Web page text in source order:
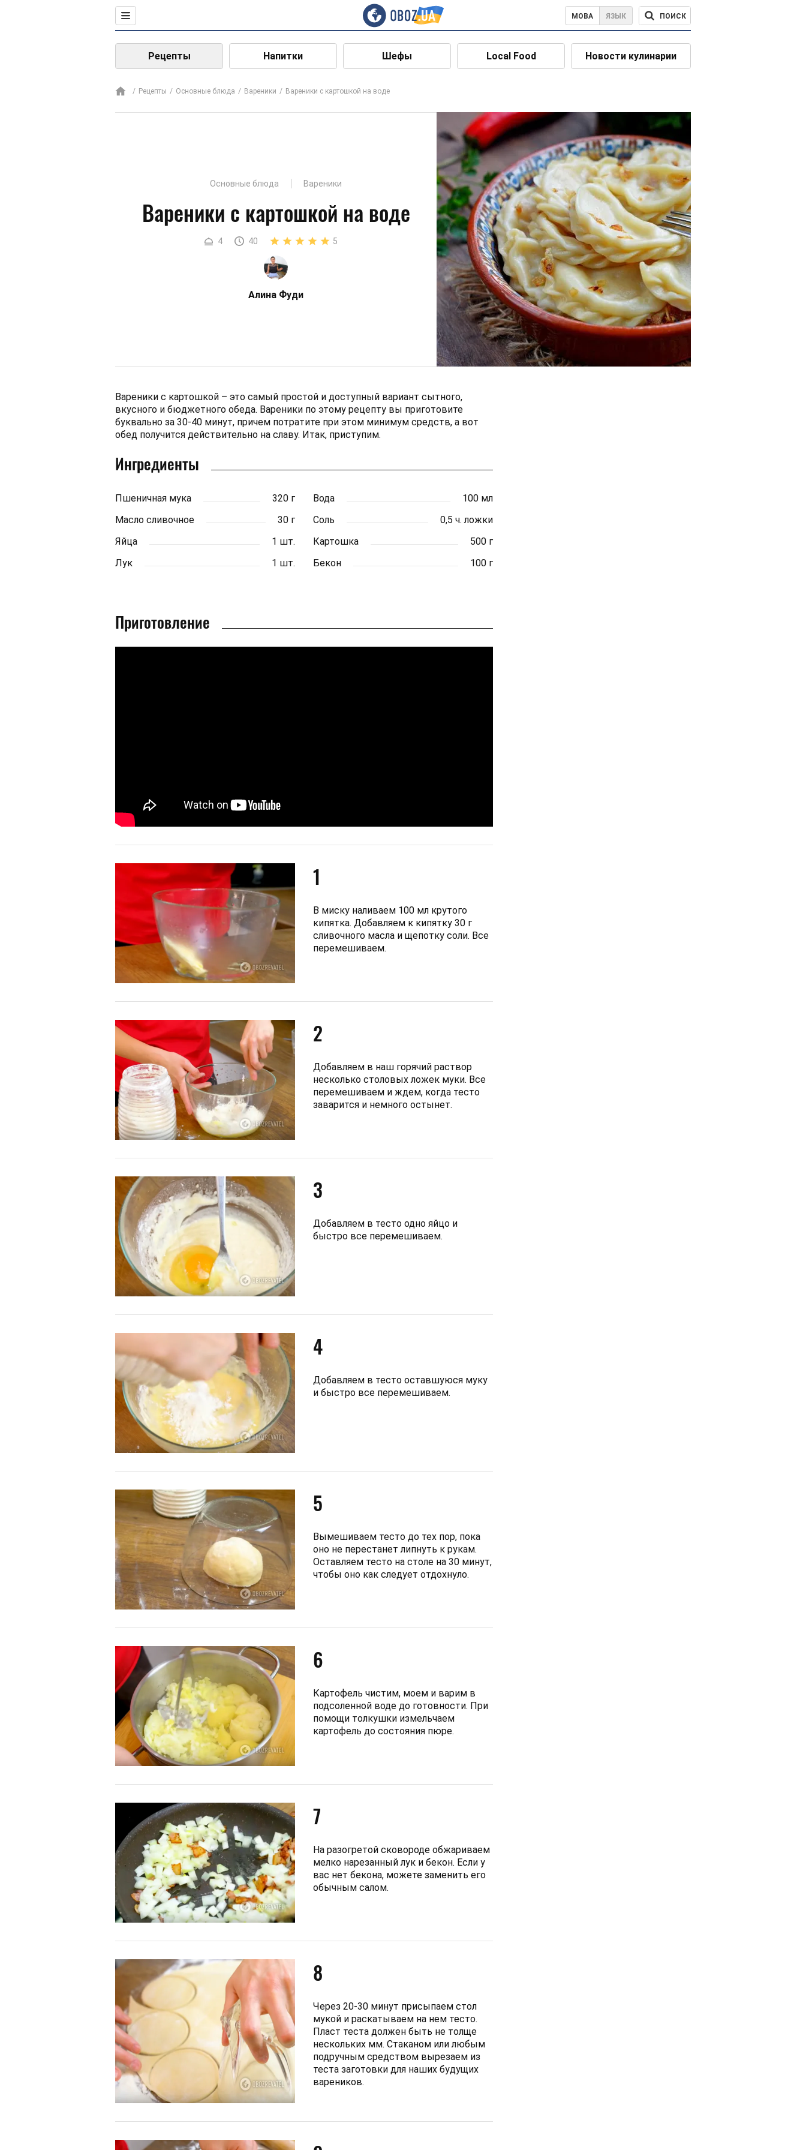
МОВА ЯЗЫК ПОИСК
Рецепты Напитки Шефы Local Food Новости кулинарии
Рецепты Основные блюда Вареники Вареники с картошкой на воде
Основные блюда Вареники
Вареники с картошкой на воде
4 40 5
Алина Фуди
Вареники с картошкой – это самый простой и доступный вариант сытного,
вкусного и бюджетного обеда. Вареники по этому рецепту вы приготовите
буквально за 30-40 минут, причем потратите при этом минимум средств, а вот
обед получится действительно на славу. Итак, приступим.
Ингредиенты
Пшеничная мука 320 г Вода
100 мл
Масло сливочное
30 г Соль
0,5 ч. ложки
Яйца
1 шт. Картошка
500 г
Лук
1 шт. Бекон 100 г
Приготовление
1
В миску наливаем 100 мл крутого
кипятка. Добавляем к кипятку 30 г
сливочного масла и щепотку соли. Все
перемешиваем.
2
Добавляем в наш горячий раствор
несколько столовых ложек муки. Все
перемешиваем и ждем, когда тесто
заварится и немного остынет.
3
Добавляем в тесто одно яйцо и
быстро все перемешиваем.
4
Добавляем в тесто оставшуюся муку
и быстро все перемешиваем.
5
Вымешиваем тесто до тех пор, пока
оно не перестанет липнуть к рукам.
Оставляем тесто на столе на 30 минут,
чтобы оно как следует отдохнуло.
6
Картофель чистим, моем и варим в
подсоленной воде до готовности. При
помощи толкушки измельчаем
картофель до состояния пюре.
7
На разогретой сковороде обжариваем
мелко нарезанный лук и бекон. Если у
вас нет бекона, можете заменить его
обычным салом.
8
Через 20-30 минут присыпаем стол
мукой и раскатываем на нем тесто.
Пласт теста должен быть не толще
нескольких мм. Стаканом или любым
подручным средством вырезаем из
теста заготовки для наших будущих
вареников.